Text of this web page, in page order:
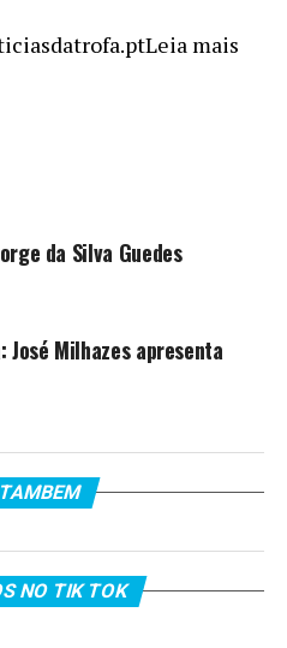
mais
da Silva Guedes
José Milhazes apresenta
NO TIK TOK